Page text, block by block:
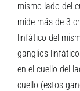
mismo lado del
mide más de 3
linfático del
ganglios
en el cuello del
cuello (estos